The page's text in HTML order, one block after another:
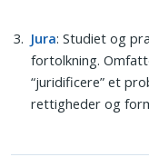
Jura: Studiet og
fortolkning.
“juridificere” et
rettigheder og